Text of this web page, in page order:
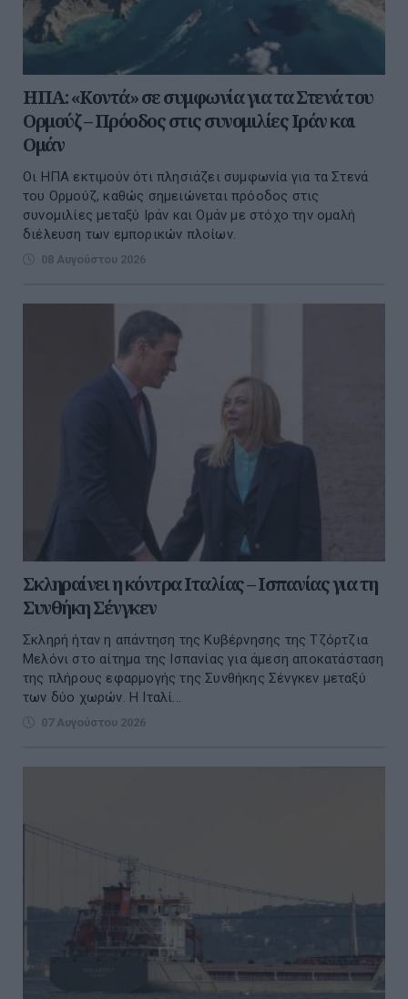
ΗΠΑ: «Κοντά» σε συμφωνία για τα Στενά του
Ορμούζ – Πρόοδος στις συνομιλίες Ιράν και
Ομάν
Οι ΗΠΑ εκτιμούν ότι πλησιάζει συμφωνία για τα Στενά
του Ορμούζ, καθώς σημειώνεται πρόοδος στις
συνομιλίες μεταξύ Ιράν και Ομάν με στόχο την ομαλή
διέλευση των εμπορικών πλοίων.
08 Αυγούστου 2026
Σκληραίνει η κόντρα Ιταλίας – Ισπανίας για τη
Συνθήκη Σένγκεν
Σκληρή ήταν η απάντηση της Κυβέρνησης της Τζόρτζια
Μελόνι στο αίτημα της Ισπανίας για άμεση αποκατάσταση
της πλήρους εφαρμογής της Συνθήκης Σένγκεν μεταξύ
των δύο χωρών. Η Ιταλί...
07 Αυγούστου 2026